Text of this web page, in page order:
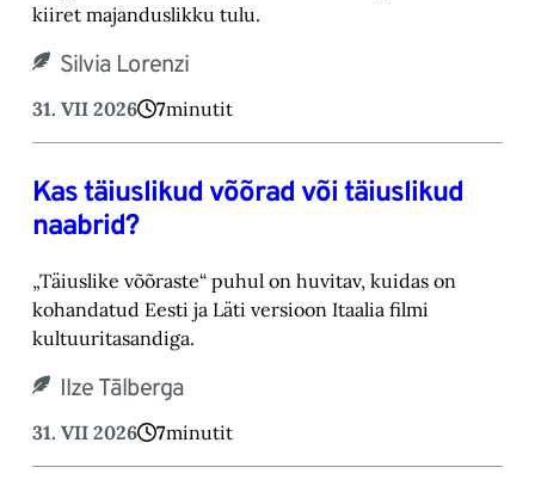
kiiret majanduslikku tulu.
Silvia Lorenzi
31. VII 2026 7minutit
Kas täiuslikud võõrad või täiuslikud
naabrid?
„Täiuslike võõraste“ puhul on huvitav, kuidas on
kohandatud Eesti ja Läti versioon Itaalia filmi
kultuuritasandiga.
Ilze Tālberga
31. VII 2026 7minutit